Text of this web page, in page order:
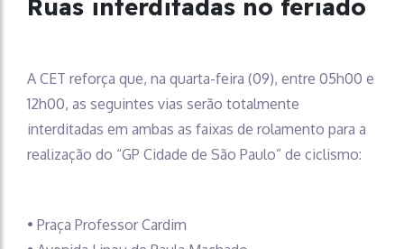
Ruas interditadas no feriado
A CET reforça que, na quarta-feira (09), entre 05h00 e
12h00, as seguintes vias serão totalmente
interditadas em ambas as faixas de rolamento para a
realização do “GP Cidade de São Paulo” de ciclismo:
• Praça Professor Cardim